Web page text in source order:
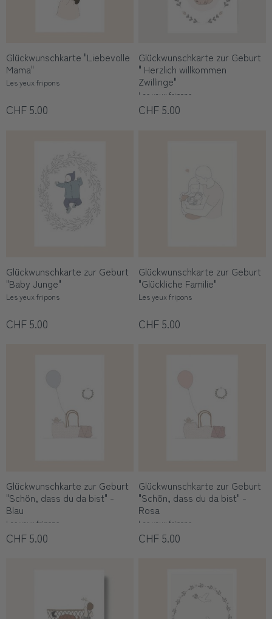
Glückwunschkarte "Liebevolle
Mama"
Les yeux fripons
CHF 5.00
Glückwunschkarte zur Geburt
" Herzlich willkommen
Zwillinge"
Les yeux fripons
CHF 5.00
Glückwunschkarte zur Geburt
"Baby Junge"
Les yeux fripons
CHF 5.00
Glückwunschkarte zur Geburt
"Glückliche Familie"
Les yeux fripons
CHF 5.00
Glückwunschkarte zur Geburt
"Schön, dass du da bist" -
Blau
Les yeux fripons
CHF 5.00
Glückwunschkarte zur Geburt
"Schön, dass du da bist" -
Rosa
Les yeux fripons
CHF 5.00